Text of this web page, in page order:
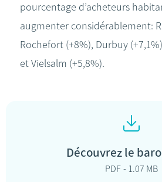
pourcentage d’acheteurs
augmenter considérablement:
Rochefort (+8%), Durbuy
et Vielsalm (+5,8%).
Découvrez le
PDF 1.07 MB